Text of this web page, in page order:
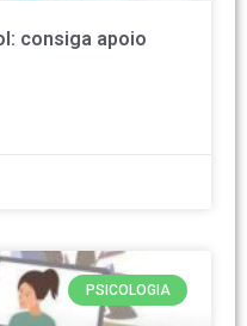
consiga apoio
PSICOLOGIA